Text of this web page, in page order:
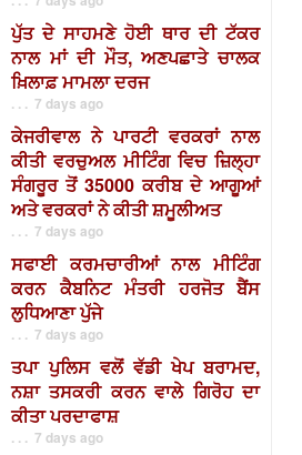
ਪੁੱਤ ਦੇ ਸਾਹਮਣੇ ਹੋਈ ਥਾਰ ਦੀ ਟੱਕਰ
ਨਾਲ ਮਾਂ ਦੀ ਮੌਤ, ਅਣਪਛਾਤੇ ਚਾਲਕ
ਖ਼ਿਲਾਫ਼ ਮਾਮਲਾ ਦਰਜ
. . . 7 days ago
ਕੇਜਰੀਵਾਲ ਨੇ ਪਾਰਟੀ ਵਰਕਰਾਂ ਨਾਲ
ਕੀਤੀ ਵਰਚੁਅਲ ਮੀਟਿੰਗ ਵਿਚ ਜ਼ਿਲ੍ਹਾ
ਸੰਗਰੂਰ ਤੋਂ 35000 ਕਰੀਬ ਦੇ ਆਗੂਆਂ
ਅਤੇ ਵਰਕਰਾਂ ਨੇ ਕੀਤੀ ਸ਼ਮੂਲੀਅਤ
. . . 7 days ago
ਸਫਾਈ ਕਰਮਚਾਰੀਆਂ ਨਾਲ ਮੀਟਿੰਗ
ਕਰਨ ਕੈਬਨਿਟ ਮੰਤਰੀ ਹਰਜੋਤ ਬੈਂਸ
ਲੁਧਿਆਣਾ ਪੁੱਜੇ
. . . 7 days ago
ਤਪਾ ਪੁਲਿਸ ਵਲੋਂ ਵੱਡੀ ਖੇਪ ਬਰਾਮਦ,
ਨਸ਼ਾ ਤਸਕਰੀ ਕਰਨ ਵਾਲੇ ਗਿਰੋਹ ਦਾ
ਕੀਤਾ ਪਰਦਾਫਾਸ਼
. . . 7 days ago